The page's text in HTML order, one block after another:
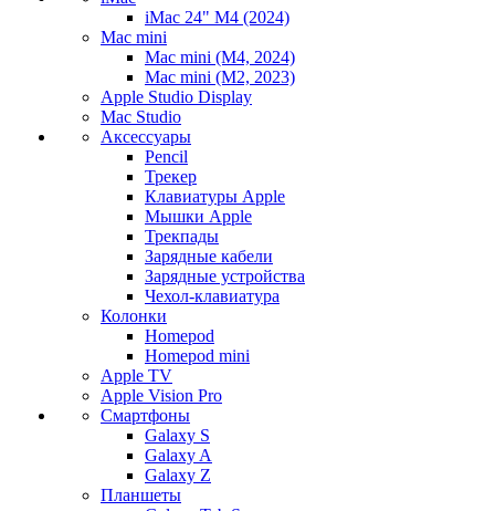
iMac 24" M4 (2024)
Mac mini
Mac mini (M4, 2024)
Mac mini (M2, 2023)
Apple Studio Display
Mac Studio
Аксессуары
Pencil
Трекер
Клавиатуры Apple
Мышки Apple
Трекпады
Зарядные кабели
Зарядные устройства
Чехол-клавиатура
Колонки
Homepod
Homepod mini
Apple TV
Apple Vision Pro
Смартфоны
Galaxy S
Galaxy A
Galaxy Z
Планшеты